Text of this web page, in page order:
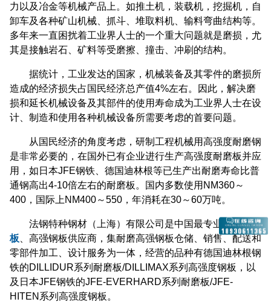
力以及冶金等机械产品上。如推土机，装载机，挖掘机，自
卸车及各种矿山机械、抓斗、堆取料机、输料弯曲结构等。
多年来一直困扰着工业界人士的一个重大问题就是磨损，尤
其是接触岩石、矿料等受磨擦、撞击、冲刷的结构。
据统计，工业发达的国家，机械装备及其零件的磨损所
造成的经济损失占国民经济总产值4%左右。因此，解决磨
损和延长机械设备及其部件的使用寿命成为工业界人士在设
计、制造和使用各种机械设备所需要考虑的首要问题。
从国民经济的角度考虑，研制工程机械用高强度耐磨钢
是非常必要的，在国外已有企业进行生产高强度耐磨板并应
用，如日本JFE钢铁、德国迪林根等已生产出耐磨寿命比普
通钢高出4-10倍左右的耐磨板。国内多数使用NM360～
400，国际上NM400～550，年消耗在30～60万吨。
法钢特种钢材（上海）有限公司是中国最专业的耐磨
板 、高强钢板供应商，集耐磨高强钢板仓储、销售、配送和
零部件加工、设计服务为一体，经营的品种有德国迪林根钢
铁的DILLIDUR系列耐磨板/DILLIMAX系列高强度钢板，以
及日本JFE钢铁的JFE-EVERHARD系列耐磨板/JFE-
HITEN系列高强度钢板。